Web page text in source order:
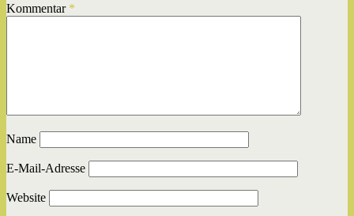
Kommentar *
Name
E-Mail-Adresse
Website